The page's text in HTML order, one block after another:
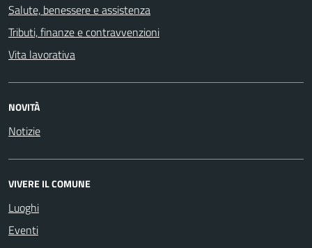
Salute, benessere e assistenza
Tributi, finanze e contravvenzioni
Vita lavorativa
NOVITÀ
Notizie
VIVERE IL COMUNE
Luoghi
Eventi